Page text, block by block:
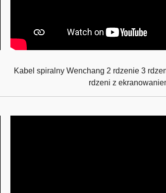
Kabel spiralny Wenchang 2 rdzenie 3
rdzeni z